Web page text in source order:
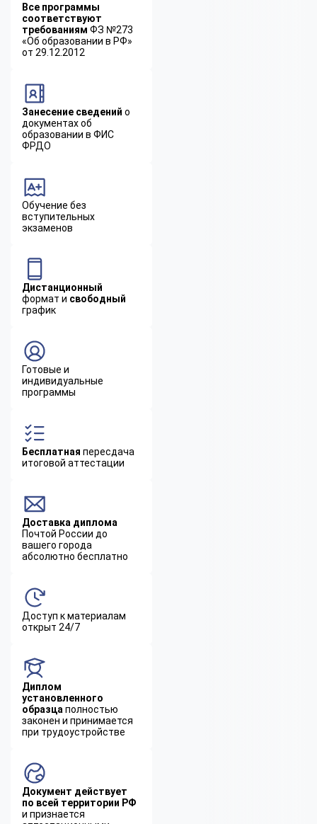
Все программы
соответствуют
требованиям ФЗ №273
«Об образовании в РФ»
от 29.12.2012
Занесение сведений о
документах об
образовании в ФИС
ФРДО
Обучение без
вступительных
экзаменов
Дистанционный
формат и свободный
график
Готовые и
индивидуальные
программы
Бесплатная пересдача
итоговой аттестации
Доставка диплома
Почтой России до
вашего города
абсолютно бесплатно
Доступ к материалам
открыт 24/7
Диплом
установленного
образца полностью
законен и принимается
при трудоустройстве
Документ действует
по всей территории РФ
и признается